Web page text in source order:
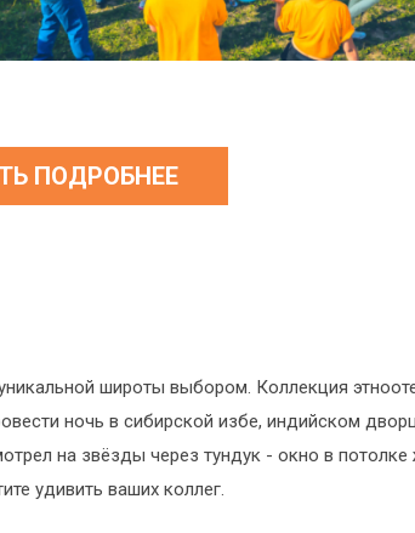
широты выбором. Коллекция
ночь в сибирской избе, индийском
на звёзды через тундук - окно в
удивить ваших коллег.